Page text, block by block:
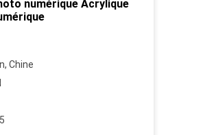
numérique Acrylique
Chine